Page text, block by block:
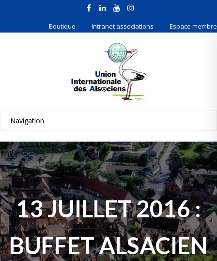
Boutique Intranet associations Espace membre
13 JUILLET 2016 :
BUFFET ALSACIEN